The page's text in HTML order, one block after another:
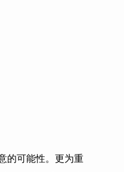
的可能性。更为重